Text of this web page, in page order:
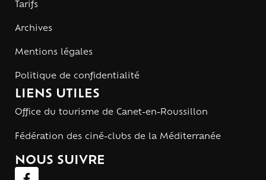
Tarifs
Archives
Mentions légales
Politique de confidentialité
LIENS UTILES
Office du tourisme de Canet-en-Roussillon
Fédération des ciné-clubs de la Méditerranée
NOUS SUIVRE